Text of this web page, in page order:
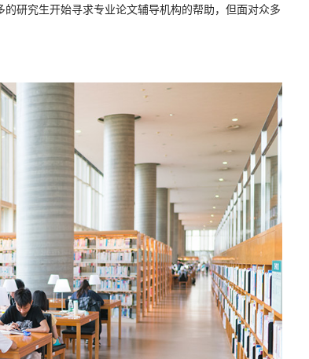
研究生开始寻求专业论文辅导机构的帮助，但面对众多